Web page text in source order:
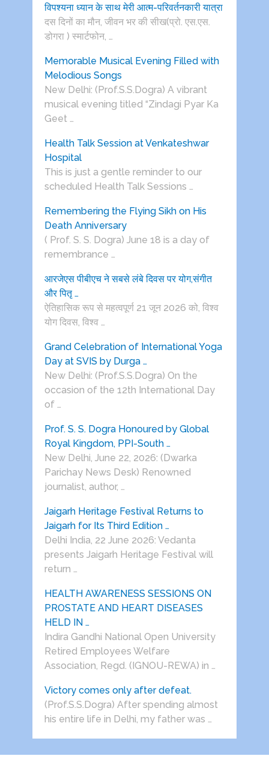
विपश्यना ध्यान के साथ मेरी आत्म-परिवर्तनकारी यात्रा
दस दिनों का मौन, जीवन भर की सीख(प्रो. एस.एस.
डोगरा ) स्मार्टफोन, …
Memorable Musical Evening Filled with
Melodious Songs
New Delhi: (Prof.S.S.Dogra) A vibrant
musical evening titled “Zindagi Pyar Ka
Geet …
Health Talk Session at Venkateshwar
Hospital
This is just a gentle reminder to our
scheduled Health Talk Sessions …
Remembering the Flying Sikh on His
Death Anniversary
( Prof. S. S. Dogra) June 18 is a day of
remembrance …
आरजेएस पीबीएच ने सबसे लंबे दिवस पर योग,संगीत
और पितृ …
ऐतिहासिक रूप से महत्वपूर्ण 21 जून 2026 को, विश्व
योग दिवस, विश्व …
Grand Celebration of International Yoga
Day at SVIS by Durga …
New Delhi: (Prof.S.S.Dogra) On the
occasion of the 12th International Day
of …
Prof. S. S. Dogra Honoured by Global
Royal Kingdom, PPI-South …
New Delhi, June 22, 2026: (Dwarka
Parichay News Desk) Renowned
journalist, author, …
Jaigarh Heritage Festival Returns to
Jaigarh for Its Third Edition …
Delhi India, 22 June 2026: Vedanta
presents Jaigarh Heritage Festival will
return …
HEALTH AWARENESS SESSIONS ON
PROSTATE AND HEART DISEASES
HELD IN …
Indira Gandhi National Open University
Retired Employees Welfare
Association, Regd. (IGNOU-REWA) in …
Victory comes only after defeat.
(Prof.S.S.Dogra) After spending almost
his entire life in Delhi, my father was …